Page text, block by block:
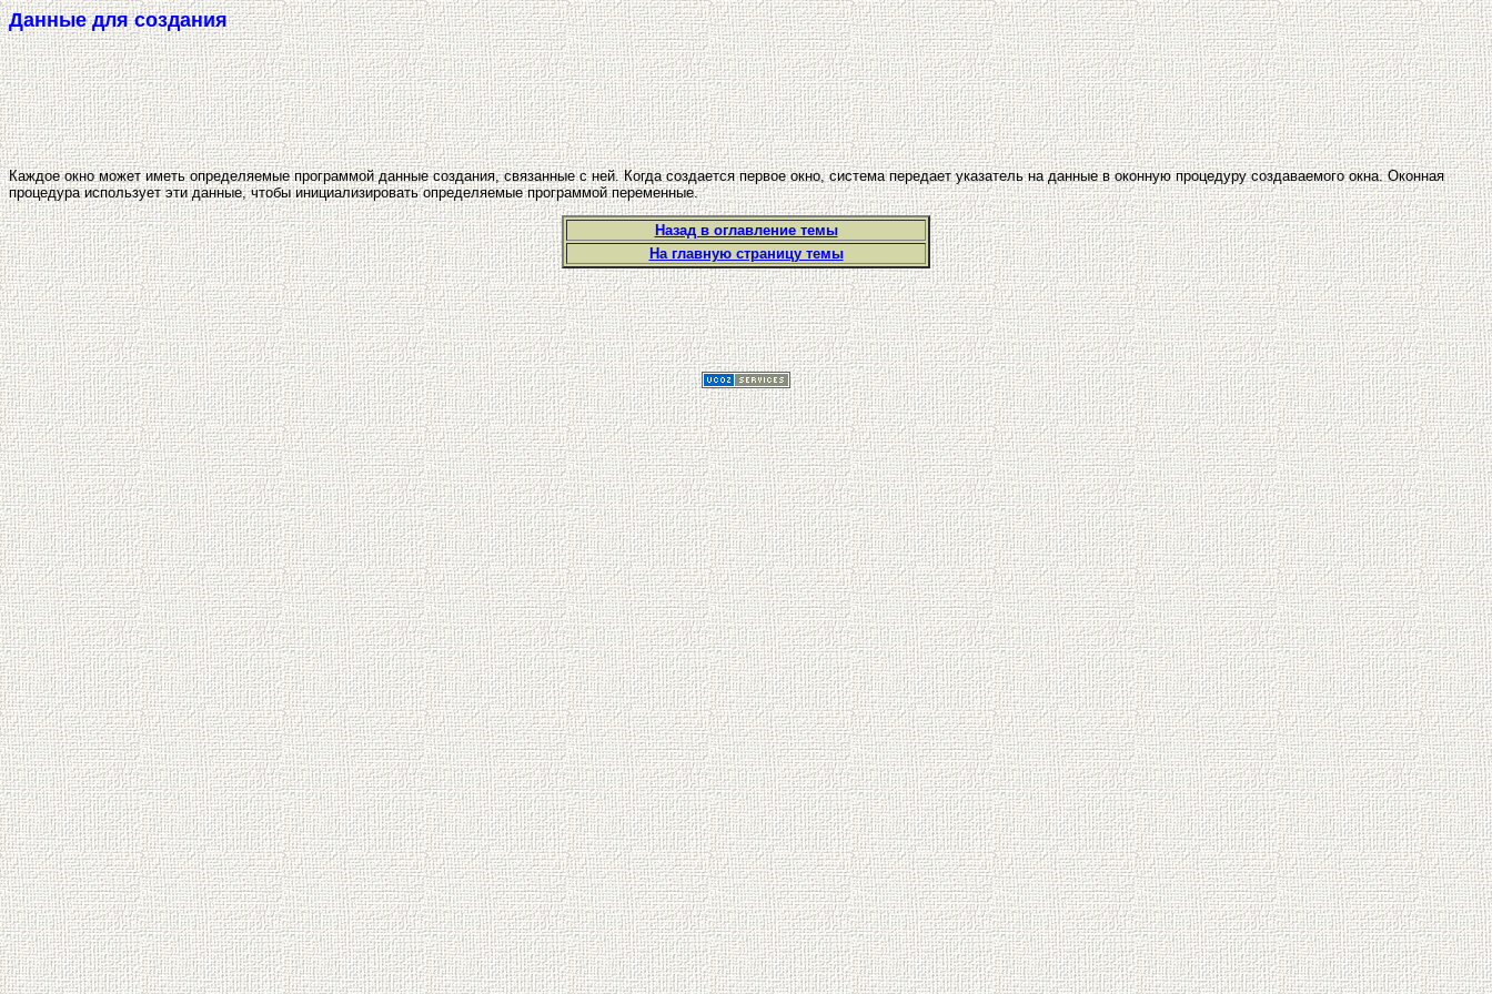
Данные для создания
Каждое окно может иметь определяемые программой данные создания, связанные с ней. Когда создается первое окно, система передает указатель на данные в оконную процедуру создаваемого окна. Оконная
процедура использует эти данные, чтобы инициализировать определяемые программой переменные.
Назад в оглавление темы
На главную страницу темы